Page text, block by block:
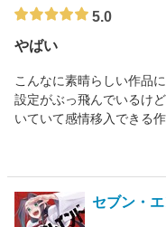
5.0
やばい
こんなに素晴らしい作品
設定がぶっ飛んでいるけ
いていて感情移入できる
セブン・